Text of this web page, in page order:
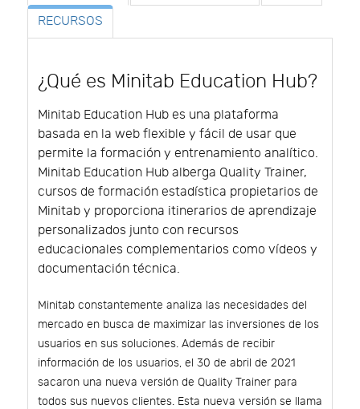
RECURSOS
¿Qué es Minitab Education Hub?
Minitab Education Hub es una plataforma
basada en la web flexible y fácil de usar que
permite la formación y entrenamiento analítico.
Minitab Education Hub alberga Quality Trainer,
cursos de formación estadística propietarios de
Minitab y proporciona itinerarios de aprendizaje
personalizados junto con recursos
educacionales complementarios como vídeos y
documentación técnica.
Minitab constantemente analiza las necesidades del
mercado en busca de maximizar las inversiones de los
usuarios en sus soluciones. Además de recibir
información de los usuarios, el 30 de abril de 2021
sacaron una nueva versión de Quality Trainer para
todos sus nuevos clientes. Esta nueva versión se llama